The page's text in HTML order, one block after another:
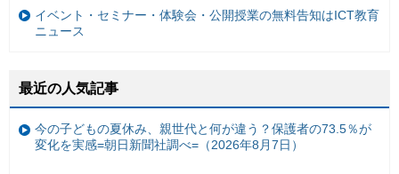
イベント・セミナー・体験会・公開授業の無料告知はICT教育
ニュース
最近の人気記事
今の子どもの夏休み、親世代と何が違う？保護者の73.5％が
変化を実感=朝日新聞社調べ=（2026年8月7日）